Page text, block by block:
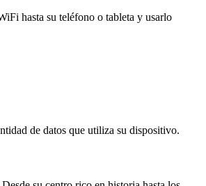
hasta su teléfono o tableta y usarlo
de datos que utiliza su dispositivo.